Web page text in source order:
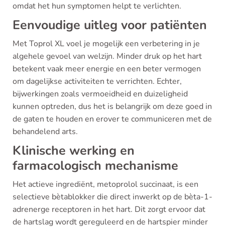
omdat het hun symptomen helpt te verlichten.
Eenvoudige uitleg voor patiënten
Met Toprol XL voel je mogelijk een verbetering in je
algehele gevoel van welzijn. Minder druk op het hart
betekent vaak meer energie en een beter vermogen
om dagelijkse activiteiten te verrichten. Echter,
bijwerkingen zoals vermoeidheid en duizeligheid
kunnen optreden, dus het is belangrijk om deze goed in
de gaten te houden en erover te communiceren met de
behandelend arts.
Klinische werking en
farmacologisch mechanisme
Het actieve ingrediënt, metoprolol succinaat, is een
selectieve bètablokker die direct inwerkt op de bèta-1-
adrenerge receptoren in het hart. Dit zorgt ervoor dat
de hartslag wordt gereguleerd en de hartspier minder